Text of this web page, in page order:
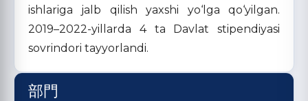
ishlariga jalb qilish yaxshi yo‘lga qo‘yilgan.
2019–2022-yillarda 4 ta Davlat stipendiyasi
sovrindori tayyorlandi.
部門